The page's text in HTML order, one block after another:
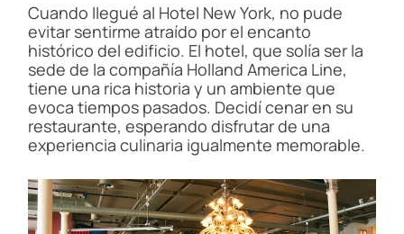
Cuando llegué al Hotel New York, no pude
evitar sentirme atraído por el encanto
histórico del edificio. El hotel, que solía ser la
sede de la compañía Holland America Line,
tiene una rica historia y un ambiente que
evoca tiempos pasados. Decidí cenar en su
restaurante, esperando disfrutar de una
experiencia culinaria igualmente memorable.